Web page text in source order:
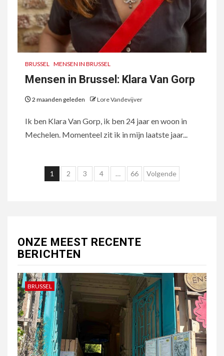
BRUSSEL MENSEN IN BRUSSEL
Mensen in Brussel: Klara Van Gorp
2 maanden geleden Lore Vandevijver
Ik ben Klara Van Gorp, ik ben 24 jaar en woon in
Mechelen. Momenteel zit ik in mijn laatste jaar...
Berichten
1 2 3 4 … 66 Volgende
ONZE MEEST RECENTE
BERICHTEN
BRUSSEL